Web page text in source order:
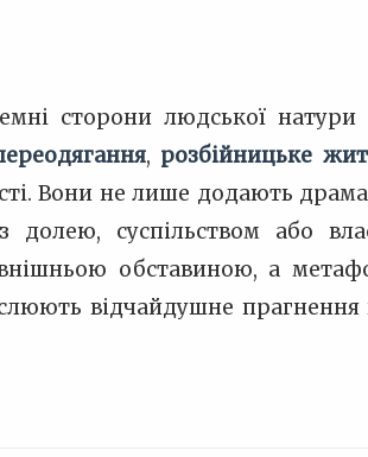
сторони людської натури
, розбійницьке
Вони не лише додають
долею, суспільством або
обставиною, а
відчайдушне прагнення